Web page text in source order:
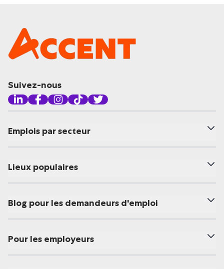
Suivez-nous
Emplois par secteur
Lieux populaires
Blog pour les demandeurs d'emploi
Pour les employeurs